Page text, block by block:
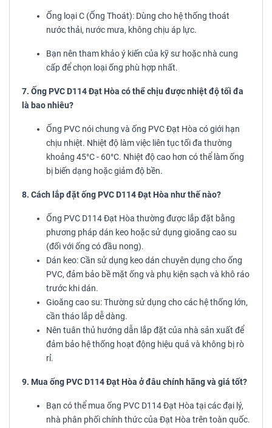
Ống loại C (Ống Thoát): Dùng cho hệ thống thoát
nước thải, nước mưa, không chịu áp lực.
Bạn nên tham khảo ý kiến của kỹ sư hoặc nhà cung
cấp để chọn loại ống phù hợp nhất.
7. Ống PVC D114 Đạt Hòa có thể chịu được nhiệt độ tối đa
là bao nhiêu?
Ống PVC nói chung và ống PVC Đạt Hòa có giới hạn
chịu nhiệt. Nhiệt độ làm việc liên tục tối đa thường
khoảng 45°C - 60°C. Nhiệt độ cao hơn có thể làm ống
bị biến dạng hoặc giảm độ bền.
8. Cách lắp đặt ống PVC D114 Đạt Hòa như thế nào?
Ống PVC D114 Đạt Hòa thường được lắp đặt bằng
phương pháp dán keo hoặc sử dụng gioăng cao su
(đối với ống có đầu nong).
Dán keo: Cần sử dụng keo dán chuyên dụng cho ống
PVC, đảm bảo bề mặt ống và phụ kiện sạch và khô ráo
trước khi dán.
Gioăng cao su: Thường sử dụng cho các hệ thống lớn,
cần tháo lắp dễ dàng.
Nên tuân thủ hướng dẫn lắp đặt của nhà sản xuất để
đảm bảo hệ thống hoạt động hiệu quả và không bị rò
rỉ.
9. Mua ống PVC D114 Đạt Hòa ở đâu chính hãng và giá tốt?
Bạn có thể mua ống PVC D114 Đạt Hòa tại các đại lý,
nhà phân phối chính thức của Đạt Hòa trên toàn quốc.